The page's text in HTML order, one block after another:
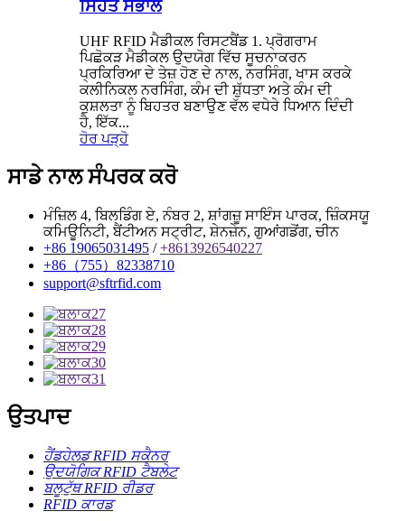
ਸਿਹਤ ਸੰਭਾਲ
UHF RFID ਮੈਡੀਕਲ ਰਿਸਟਬੈਂਡ 1. ਪ੍ਰੋਗਰਾਮ
ਪਿਛੋਕੜ ਮੈਡੀਕਲ ਉਦਯੋਗ ਵਿੱਚ ਸੂਚਨਾਕਰਨ
ਪ੍ਰਕਿਰਿਆ ਦੇ ਤੇਜ਼ ਹੋਣ ਦੇ ਨਾਲ, ਨਰਸਿੰਗ, ਖਾਸ ਕਰਕੇ
ਕਲੀਨਿਕਲ ਨਰਸਿੰਗ, ਕੰਮ ਦੀ ਸ਼ੁੱਧਤਾ ਅਤੇ ਕੰਮ ਦੀ
ਕੁਸ਼ਲਤਾ ਨੂੰ ਬਿਹਤਰ ਬਣਾਉਣ ਵੱਲ ਵਧੇਰੇ ਧਿਆਨ ਦਿੰਦੀ
ਹੈ, ਇੱਕ...
ਹੋਰ ਪੜ੍ਹੋ
ਸਾਡੇ ਨਾਲ ਸੰਪਰਕ ਕਰੋ
ਮੰਜ਼ਿਲ 4, ਬਿਲਡਿੰਗ ਏ, ਨੰਬਰ 2, ਸ਼ਾਂਗਜ਼ੂ ਸਾਇੰਸ ਪਾਰਕ, ​​ਜ਼ਿੰਕਸਯੂ
ਕਮਿਊਨਿਟੀ, ਬੈਂਟੀਅਨ ਸਟ੍ਰੀਟ, ਸ਼ੇਨਜ਼ੇਨ, ਗੁਆਂਗਡੋਂਗ, ਚੀਨ
+86 19065031495 /+8613926540227
+86（755）82338710
support@sftrfid.com
ਉਤਪਾਦ
ਹੈਂਡਹੇਲਡ RFID ਸਕੈਨਰ
ਉਦਯੋਗਿਕ RFID ਟੈਬਲੇਟ
ਬਲੂਟੁੱਥ RFID ਰੀਡਰ
RFID ਕਾਰਡ